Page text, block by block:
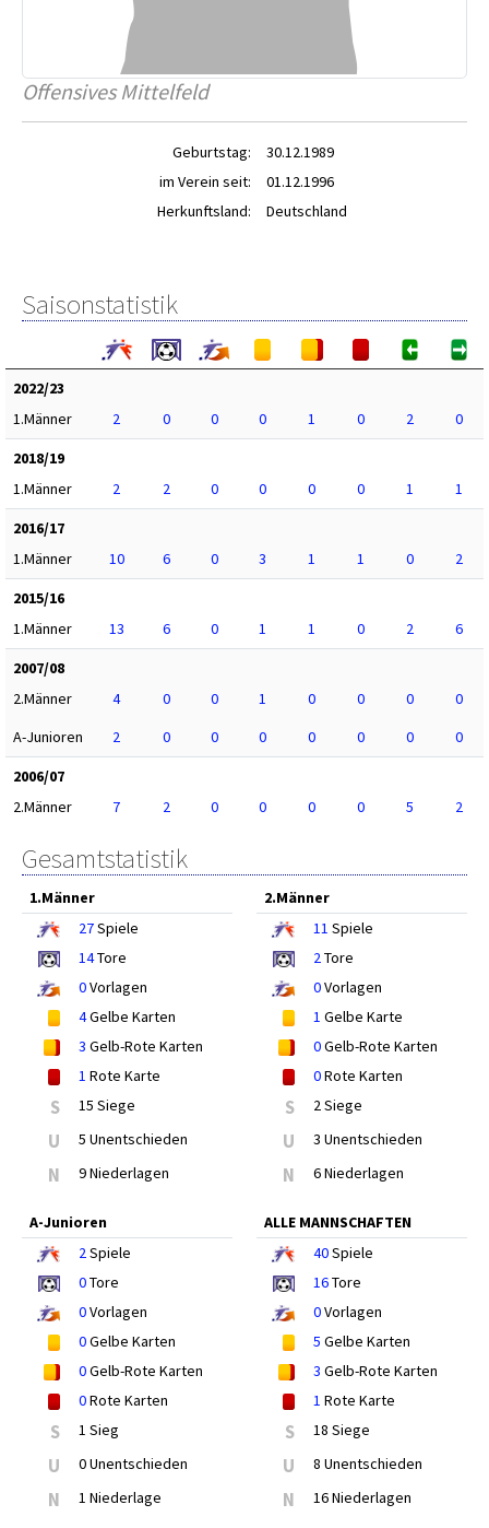
Offensives Mittelfeld
Geburtstag:
30.12.1989
im Verein seit:
01.12.1996
Herkunftsland:
Deutschland
Saisonstatistik
2022/23
1.Männer
2 0 0 0 1 0 2
0
2018/19
1.Männer
2 2 0 0 0 0 1
1
2016/17
1.Männer
10 6 0 3 1 1 0
2
2015/16
1.Männer
13 6 0 1 1 0 2
6
2007/08
2.Männer
4 0 0 1 0 0 0
0
A-Junioren
2 0 0 0 0 0 0
0
2006/07
2.Männer
7 2 0 0 0 0 5 2
Gesamtstatistik
1.Männer
27Spiele
14Tore
0Vorlagen
4Gelbe Karten
3 Gelb-Rote Karten
1 Rote Karte
S 15 Siege
U 5 Unentschieden
N 9 Niederlagen
2.Männer
11 Spiele
2Tore
0Vorlagen
1 Gelbe Karte
0Gelb-Rote Karten
0Rote Karten
S 2 Siege
U 3 Unentschieden
N 6 Niederlagen
A-Junioren
2Spiele
0Tore
0Vorlagen
0Gelbe Karten
0Gelb-Rote Karten
0Rote Karten
S 1 Sieg
U 0 Unentschieden
N 1 Niederlage
ALLE MANNSCHAFTEN
40Spiele
16Tore
0Vorlagen
5 Gelbe Karten
3 Gelb-Rote Karten
1 Rote Karte
S 18 Siege
U 8 Unentschieden
N 16 Niederlagen